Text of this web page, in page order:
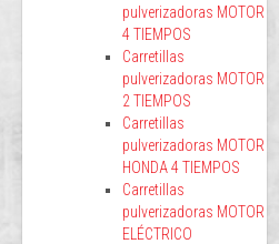
pulverizadoras MOTOR
4 TIEMPOS
Carretillas
pulverizadoras MOTOR
2 TIEMPOS
Carretillas
pulverizadoras MOTOR
HONDA 4 TIEMPOS
Carretillas
pulverizadoras MOTOR
ELÉCTRICO